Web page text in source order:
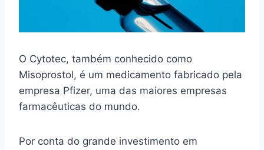
O Cytotec, também conhecido como
Misoprostol, é um medicamento fabricado pela
empresa Pfizer, uma das maiores empresas
farmacêuticas do mundo.
Por conta do grande investimento em